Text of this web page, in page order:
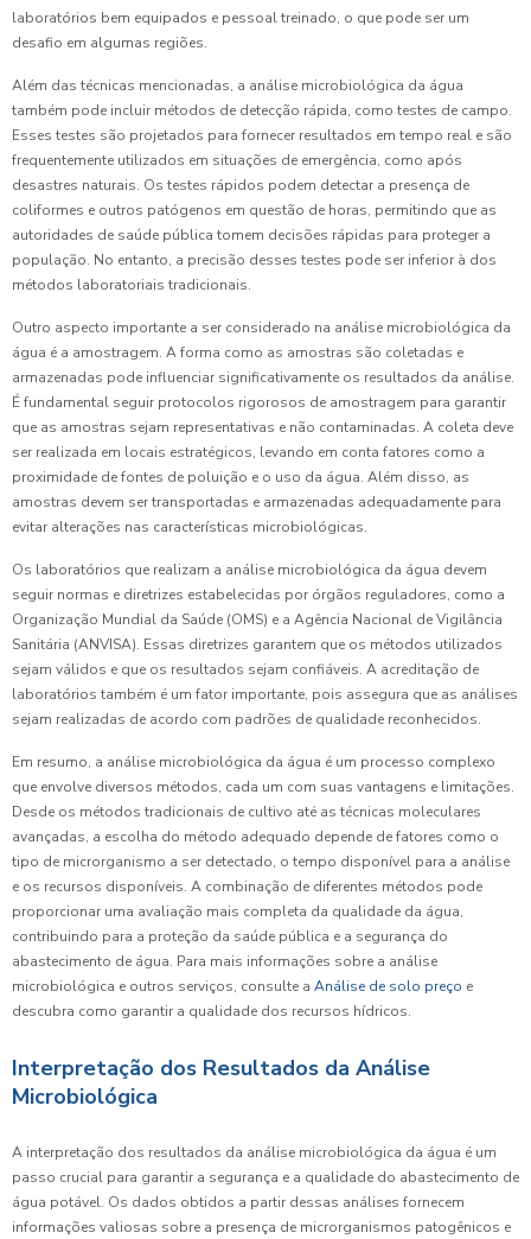
laboratórios bem equipados e pessoal treinado, o que pode ser um
desafio em algumas regiões.
Além das técnicas mencionadas, a análise microbiológica da água
também pode incluir métodos de detecção rápida, como testes de campo.
Esses testes são projetados para fornecer resultados em tempo real e são
frequentemente utilizados em situações de emergência, como após
desastres naturais. Os testes rápidos podem detectar a presença de
coliformes e outros patógenos em questão de horas, permitindo que as
autoridades de saúde pública tomem decisões rápidas para proteger a
população. No entanto, a precisão desses testes pode ser inferior à dos
métodos laboratoriais tradicionais.
Outro aspecto importante a ser considerado na análise microbiológica da
água é a amostragem. A forma como as amostras são coletadas e
armazenadas pode influenciar significativamente os resultados da análise.
É fundamental seguir protocolos rigorosos de amostragem para garantir
que as amostras sejam representativas e não contaminadas. A coleta deve
ser realizada em locais estratégicos, levando em conta fatores como a
proximidade de fontes de poluição e o uso da água. Além disso, as
amostras devem ser transportadas e armazenadas adequadamente para
evitar alterações nas características microbiológicas.
Os laboratórios que realizam a análise microbiológica da água devem
seguir normas e diretrizes estabelecidas por órgãos reguladores, como a
Organização Mundial da Saúde (OMS) e a Agência Nacional de Vigilância
Sanitária (ANVISA). Essas diretrizes garantem que os métodos utilizados
sejam válidos e que os resultados sejam confiáveis. A acreditação de
laboratórios também é um fator importante, pois assegura que as análises
sejam realizadas de acordo com padrões de qualidade reconhecidos.
Em resumo, a análise microbiológica da água é um processo complexo
que envolve diversos métodos, cada um com suas vantagens e limitações.
Desde os métodos tradicionais de cultivo até as técnicas moleculares
avançadas, a escolha do método adequado depende de fatores como o
tipo de microrganismo a ser detectado, o tempo disponível para a análise
e os recursos disponíveis. A combinação de diferentes métodos pode
proporcionar uma avaliação mais completa da qualidade da água,
contribuindo para a proteção da saúde pública e a segurança do
abastecimento de água. Para mais informações sobre a análise
microbiológica e outros serviços, consulte a Análise de solo preço e
descubra como garantir a qualidade dos recursos hídricos.
Interpretação dos Resultados da Análise
Microbiológica
A interpretação dos resultados da análise microbiológica da água é um
passo crucial para garantir a segurança e a qualidade do abastecimento de
água potável. Os dados obtidos a partir dessas análises fornecem
informações valiosas sobre a presença de microrganismos patogênicos e